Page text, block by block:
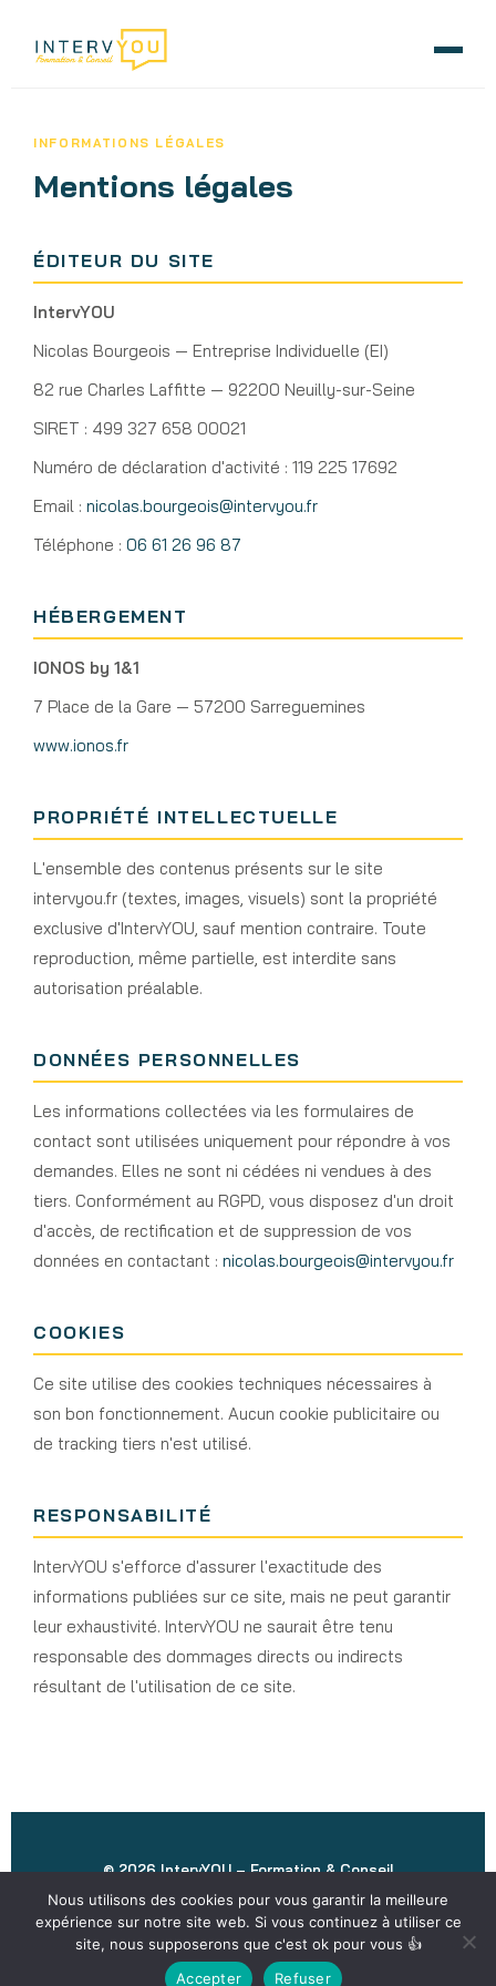
INFORMATIONS LÉGALES
Mentions légales
ÉDITEUR DU SITE
IntervYOU
Nicolas Bourgeois — Entreprise Individuelle (EI)
82 rue Charles Laffitte — 92200 Neuilly-sur-Seine
SIRET :
Numéro de déclaration d'activité :
Email : nicolas.bourgeois@intervyou.fr
Téléphone : 06 61 26 96 87
HÉBERGEMENT
IONOS by 1&1
7 Place de la Gare — 57200 Sarreguemines
www.ionos.fr
PROPRIÉTÉ INTELLECTUELLE
L'ensemble des contenus présents sur le site
intervyou.fr (textes, images, visuels) sont la propriété
exclusive d'IntervYOU, sauf mention contraire. Toute
reproduction, même partielle, est interdite sans
autorisation préalable.
DONNÉES PERSONNELLES
Les informations collectées via les formulaires de
contact sont utilisées uniquement pour répondre à vos
demandes. Elles ne sont ni cédées ni vendues à des
tiers. Conformément au RGPD, vous disposez d'un droit
d'accès, de rectification et de suppression de vos
données en contactant : nicolas.bourgeois@intervyou.fr
COOKIES
Ce site utilise des cookies techniques nécessaires à
son bon fonctionnement. Aucun cookie publicitaire ou
de tracking tiers n'est utilisé.
RESPONSABILITÉ
IntervYOU s'efforce d'assurer l'exactitude des
informations publiées sur ce site, mais ne peut garantir
leur exhaustivité. IntervYOU ne saurait être tenu
responsable des dommages directs ou indirects
résultant de l'utilisation de ce site.
© 2026 IntervYOU – Formation & Conseil
82 rue Charles Laffitte, 92200 Neuilly-sur-Seine
nicolas.bourgeois@intervyou.fr· 06 61 26 96 87
CGV
Nous utilisons des cookies pour vous garantir la meilleure
expérience sur notre site web. Si vous continuez à utiliser ce
site, nous supposerons que c'est ok pour vous 👍
Accepter
Refuser